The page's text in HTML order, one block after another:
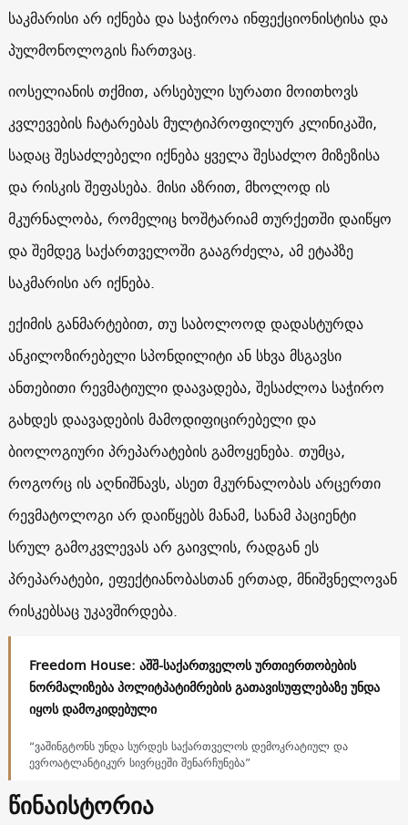
საკმარისი არ იქნება და საჭიროა ინფექციონისტისა და
პულმონოლოგის ჩართვაც.
იოსელიანის თქმით, არსებული სურათი მოითხოვს
კვლევების ჩატარებას მულტიპროფილურ კლინიკაში,
სადაც შესაძლებელი იქნება ყველა შესაძლო მიზეზისა
და რისკის შეფასება. მისი აზრით, მხოლოდ ის
მკურნალობა, რომელიც ხოშტარიამ თურქეთში დაიწყო
და შემდეგ საქართველოში გააგრძელა, ამ ეტაპზე
საკმარისი არ იქნება.
ექიმის განმარტებით, თუ საბოლოოდ დადასტურდა
ანკილოზირებელი სპონდილიტი ან სხვა მსგავსი
ანთებითი რევმატიული დაავადება, შესაძლოა საჭირო
გახდეს დაავადების მამოდიფიცირებელი და
ბიოლოგიური პრეპარატების გამოყენება. თუმცა,
როგორც ის აღნიშნავს, ასეთ მკურნალობას არცერთი
რევმატოლოგი არ დაიწყებს მანამ, სანამ პაციენტი
სრულ გამოკვლევას არ გაივლის, რადგან ეს
პრეპარატები, ეფექტიანობასთან ერთად, მნიშვნელოვან
რისკებსაც უკავშირდება.
Freedom House: აშშ-საქართველოს ურთიერთობების
ნორმალიზება პოლიტპატიმრების გათავისუფლებაზე უნდა
იყოს დამოკიდებული
“ვაშინგტონს უნდა სურდეს საქართველოს დემოკრატიულ და
ევროატლანტიკურ სივრცეში შენარჩუნება”
წინაისტორია